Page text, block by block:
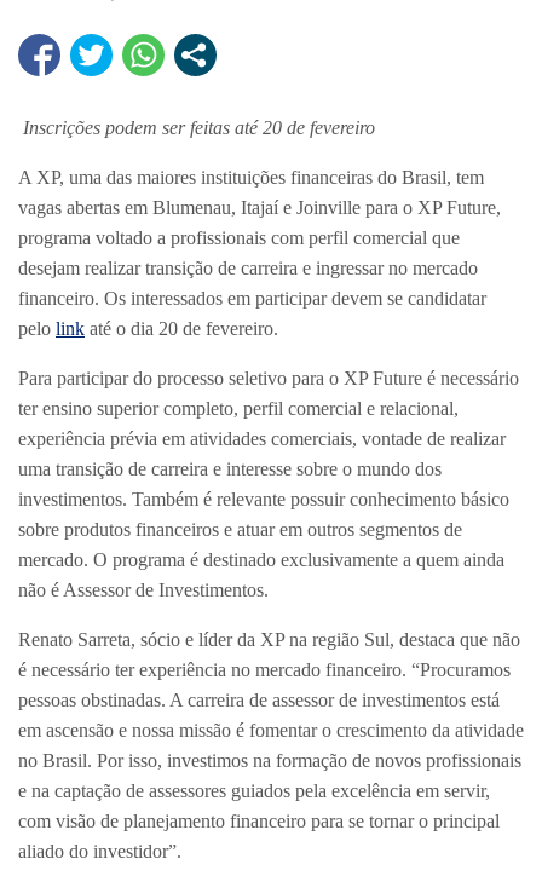
Inscrições podem ser feitas até 20 de fevereiro
A XP, uma das maiores instituições financeiras do Brasil, tem
vagas abertas em Blumenau, Itajaí e Joinville para o XP Future,
programa voltado a profissionais com perfil comercial que
desejam realizar transição de carreira e ingressar no mercado
financeiro. Os interessados em participar devem se candidatar
pelo link até o dia 20 de fevereiro.
Para participar do processo seletivo para o XP Future é necessário
ter ensino superior completo, perfil comercial e relacional,
experiência prévia em atividades comerciais, vontade de realizar
uma transição de carreira e interesse sobre o mundo dos
investimentos. Também é relevante possuir conhecimento básico
sobre produtos financeiros e atuar em outros segmentos de
mercado. O programa é destinado exclusivamente a quem ainda
não é Assessor de Investimentos.
Renato Sarreta, sócio e líder da XP na região Sul, destaca que não
é necessário ter experiência no mercado financeiro. “Procuramos
pessoas obstinadas. A carreira de assessor de investimentos está
em ascensão e nossa missão é fomentar o crescimento da atividade
no Brasil. Por isso, investimos na formação de novos profissionais
e na captação de assessores guiados pela excelência em servir,
com visão de planejamento financeiro para se tornar o principal
aliado do investidor”.